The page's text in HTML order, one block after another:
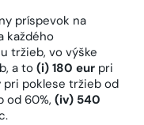
príspevok na
každého
tržieb, vo výške
a to (i) 180 eur pri
pri poklese tržieb od
od 60%, (iv) 540